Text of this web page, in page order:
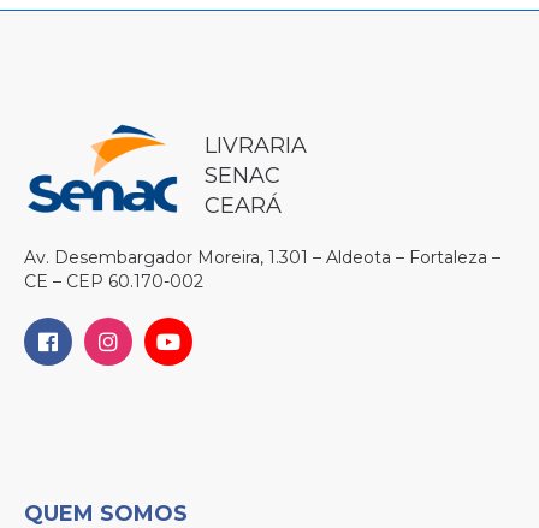
LIVRARIA
SENAC
CEARÁ
Av. Desembargador Moreira, 1.301 – Aldeota – Fortaleza –
CE – CEP 60.170-002
QUEM SOMOS